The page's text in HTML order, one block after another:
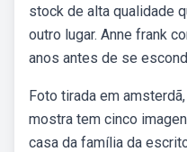
stock de alta qualidade
outro lugar. Anne frank
anos antes de se
Foto tirada em
mostra tem cinco
casa da família da